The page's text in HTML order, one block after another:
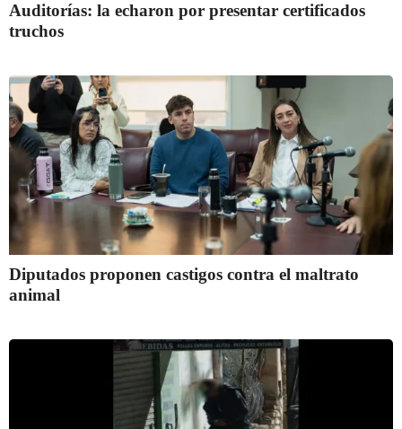
Auditorías: la echaron por presentar certificados
truchos
Diputados proponen castigos contra el maltrato
animal